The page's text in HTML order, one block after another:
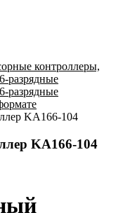
контроллеры,
разрядные
разрядные
KA166-104
KA166-104